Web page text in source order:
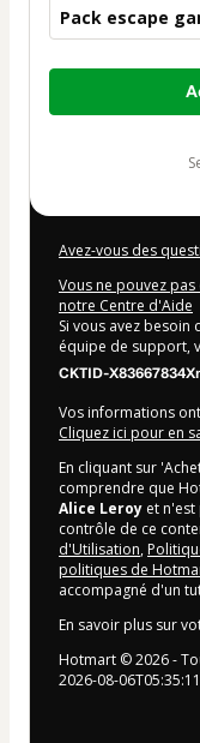
Pack escape
Total
Avez-vous des
Vous ne pouvez
notre Centre d'Aide
Si vous avez
équipe de support,
CKTID-
Vos informations
Cliquez ici pour en
En cliquant sur
comprendre que
Alice Leroy et
contrôle de ce
d'Utilisation,
politiques de
accompagné d'un
En savoir plus sur
Hotmart ©2026-
2026-08-